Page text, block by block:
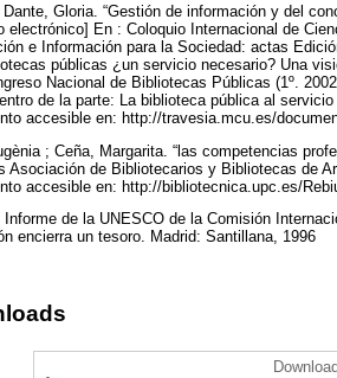
Dante, Gloria. “Gestión de información y del
electrónico] En : Coloquio Internacional de
e Información para la Sociedad: actas
públicas ¿un servicio necesario? Una
Nacional de Bibliotecas Públicas (1º.
de la parte: La biblioteca pública al
accesible en: http://travesia.mcu.es/
; Ceña, Margarita. “las competencias
Asociación de Bibliotecarios y Bibliotecas de
accesible en: http://bibliotecnica.upc.es/
Informe de la UNESCO de la Comisión
encierra un tesoro. Madrid: Santillana, 1996